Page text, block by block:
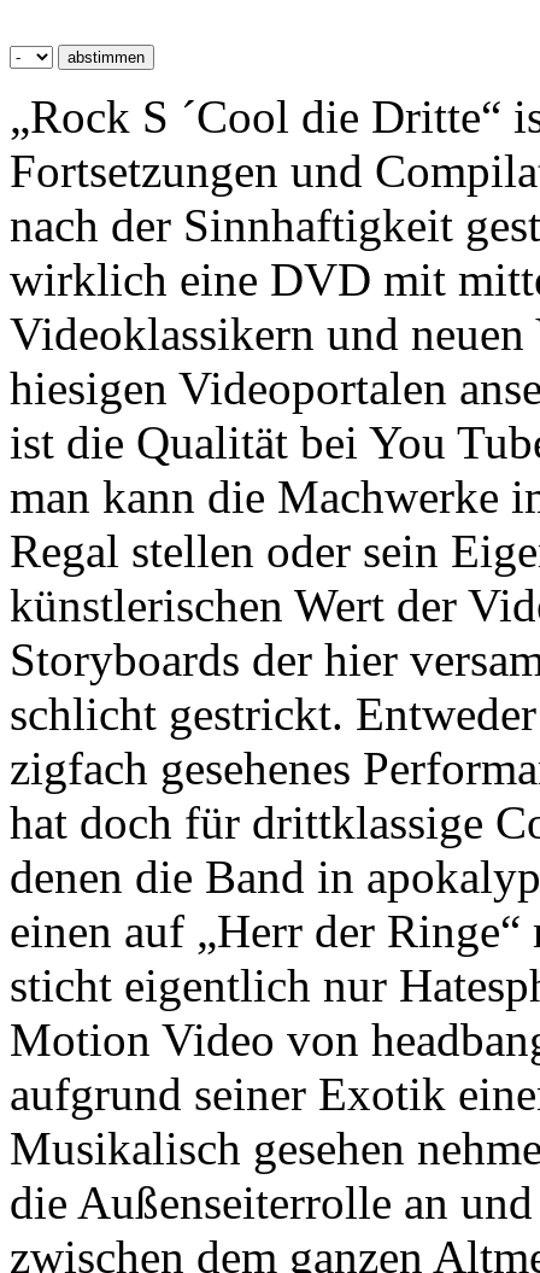
„Rock S ´Cool die Dritte“
Fortsetzungen und
nach der Sinnhaftigkeit
wirklich eine DVD mit
Videoklassikern und
hiesigen Videoportalen
ist die Qualität bei You
man kann die Machwerke
Regal stellen oder sein
künstlerischen Wert der
Storyboards der hier
schlicht gestrickt.
zigfach gesehenes
hat doch für drittklassige
denen die Band in
einen auf „Herr der
sticht eigentlich nur
Motion Video von
aufgrund seiner Exotik
Musikalisch gesehen
die Außenseiterrolle an
zwischen dem ganzen